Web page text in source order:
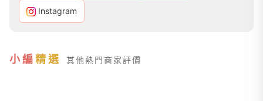
Instagram
小編精選 其他熱門商家評價